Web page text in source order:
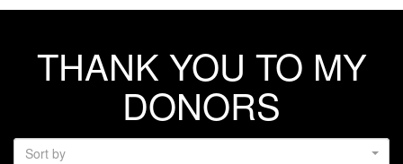
THANK YOU TO MY
DONORS
Sort by